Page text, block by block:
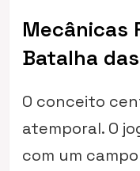
Mecânicas
Batalha
O conceito
atemporal. O
com um